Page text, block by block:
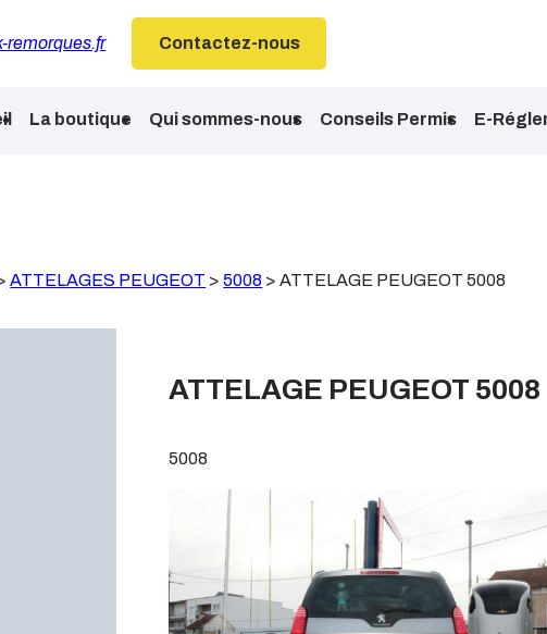
remorques.fr Contactez-nous
La boutique Qui sommes-nous Conseils Permis E-
ATTELAGES PEUGEOT >5008 >ATTELAGE PEUGEOT 5008
ATTELAGE PEUGEOT 5008
5008